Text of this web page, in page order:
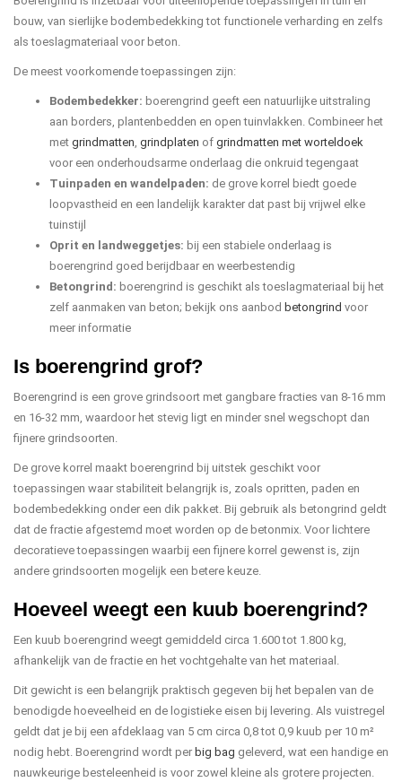
bouw, van sierlijke bodembedekking tot functionele verharding en zelfs
als toeslagmateriaal voor beton.
De meest voorkomende toepassingen zijn:
Bodembedekker: boerengrind geeft een natuurlijke uitstraling
aan borders, plantenbedden en open tuinvlakken. Combineer het
met grindmatten, grindplaten of grindmatten met worteldoek
voor een onderhoudsarme onderlaag die onkruid tegengaat
Tuinpaden en wandelpaden: de grove korrel biedt goede
loopvastheid en een landelijk karakter dat past bij vrijwel elke
tuinstijl
Oprit en landweggetjes: bij een stabiele onderlaag is
boerengrind goed berijdbaar en weerbestendig
Betongrind: boerengrind is geschikt als toeslagmateriaal bij het
zelf aanmaken van beton; bekijk ons aanbod betongrind voor
meer informatie
Is boerengrind grof?
Boerengrind is een grove grindsoort met gangbare fracties van 8-16 mm
en 16-32 mm, waardoor het stevig ligt en minder snel wegschopt dan
fijnere grindsoorten.
De grove korrel maakt boerengrind bij uitstek geschikt voor
toepassingen waar stabiliteit belangrijk is, zoals opritten, paden en
bodembedekking onder een dik pakket. Bij gebruik als betongrind geldt
dat de fractie afgestemd moet worden op de betonmix. Voor lichtere
decoratieve toepassingen waarbij een fijnere korrel gewenst is, zijn
andere grindsoorten mogelijk een betere keuze.
Hoeveel weegt een kuub boerengrind?
Een kuub boerengrind weegt gemiddeld circa 1.600 tot 1.800 kg,
afhankelijk van de fractie en het vochtgehalte van het materiaal.
Dit gewicht is een belangrijk praktisch gegeven bij het bepalen van de
benodigde hoeveelheid en de logistieke eisen bij levering. Als vuistregel
geldt dat je bij een afdeklaag van 5 cm circa 0,8 tot 0,9 kuub per 10 m²
nodig hebt. Boerengrind wordt per big bag geleverd, wat een handige en
nauwkeurige besteleenheid is voor zowel kleine als grotere projecten.